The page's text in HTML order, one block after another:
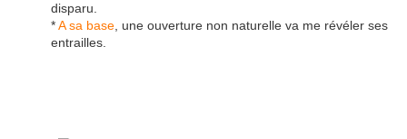
disparu.
*A sa base , une ouverture non naturelle va me révéler ses
entrailles.